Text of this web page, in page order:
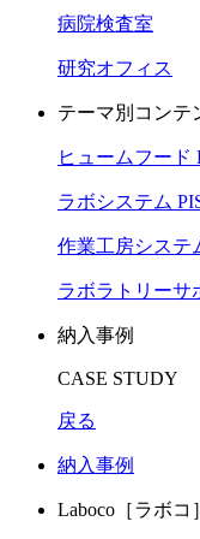
病院検査室
研究オフィス
テーマ別コンテ
ヒュームフー
ラボシステム
作業工房システ
ラボラトリーサ
納入事例
CASE STUDY
戻る
納入事例
Laboco［ラボコ］